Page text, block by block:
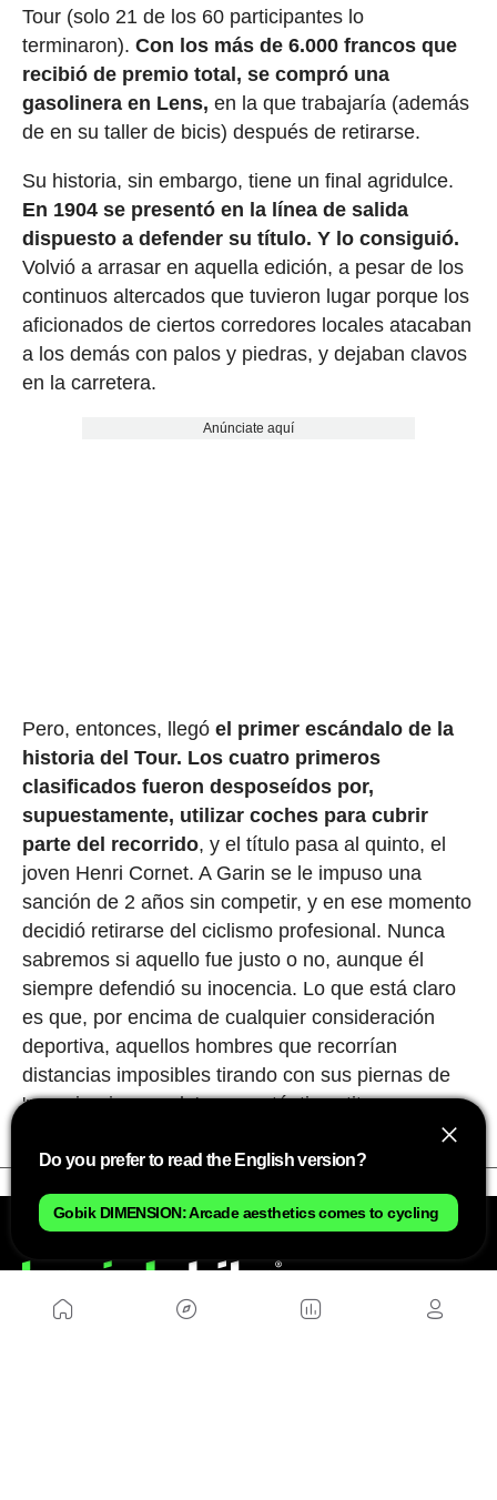
Tour (solo 21 de los 60 participantes lo
terminaron). Con los más de 6.000 francos que
recibió de premio total, se compró una
gasolinera en Lens, en la que trabajaría (además
de en su taller de bicis) después de retirarse.
Su historia, sin embargo, tiene un final agridulce.
En 1904 se presentó en la línea de salida
dispuesto a defender su título. Y lo consiguió.
Volvió a arrasar en aquella edición, a pesar de los
continuos altercados que tuvieron lugar porque los
aficionados de ciertos corredores locales atacaban
a los demás con palos y piedras, y dejaban clavos
en la carretera.
Anúnciate aquí
Pero, entonces, llegó el primer escándalo de la
historia del Tour. Los cuatro primeros
clasificados fueron desposeídos por,
supuestamente, utilizar coches para cubrir
parte del recorrido, y el título pasa al quinto, el
joven Henri Cornet. A Garin se le impuso una
sanción de 2 años sin competir, y en ese momento
decidió retirarse del ciclismo profesional. Nunca
sabremos si aquello fue justo o no, aunque él
siempre defendió su inocencia. Lo que está claro
es que, por encima de cualquier consideración
deportiva, aquellos hombres que recorrían
distancias imposibles tirando con sus piernas de
'maquinaria pesada' eran auténticos titanes.
Do you prefer to read the English version?
Gobik DIMENSION: Arcade aesthetics comes to cycling